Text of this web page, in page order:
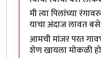
मी त्या पिलांच्या
याचा अंदाज लावत
आमची मांजर परत
शेण खायला मोकळी